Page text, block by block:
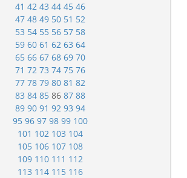
41 42 43 44 45 46
47 48 49 50 51 52
53 54 55 56 57 58
59 60 61 62 63 64
65 66 67 68 69 70
71 72 73 74 75 76
77 78 79 80 81 82
83 84 85 8687 88
89 90 91 92 93 94
95 96 97 98 99 100
101 102 103 104
105 106 107 108
109 110 111 112
113 114 115 116